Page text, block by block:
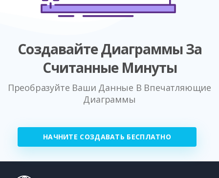
Создавайте Диаграммы За
Считанные Минуты
Преобразуйте Ваши Данные В Впечатляющие
Диаграммы
НАЧНИТЕ СОЗДАВАТЬ БЕСПЛАТНО